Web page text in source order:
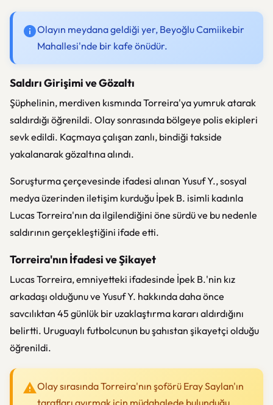
Olayın meydana geldiği yer, Beyoğlu Camiikebir
Mahallesi'nde bir kafe önüdür.
Saldırı Girişimi ve Gözaltı
Şüphelinin, merdiven kısmında Torreira'ya yumruk atarak
saldırdığı öğrenildi. Olay sonrasında bölgeye polis ekipleri
sevk edildi. Kaçmaya çalışan zanlı, bindiği takside
yakalanarak gözaltına alındı.
Soruşturma çerçevesinde ifadesi alınan Yusuf Y., sosyal
medya üzerinden iletişim kurduğu İpek B. isimli kadınla
Lucas Torreira'nın da ilgilendiğini öne sürdü ve bu nedenle
saldırının gerçekleştiğini ifade etti.
Torreira'nın İfadesi ve Şikayet
Lucas Torreira, emniyetteki ifadesinde İpek B.'nin kız
arkadaşı olduğunu ve Yusuf Y. hakkında daha önce
savcılıktan 45 günlük bir uzaklaştırma kararı aldırdığını
belirtti. Uruguaylı futbolcunun bu şahıstan şikayetçi olduğu
öğrenildi.
Olay sırasında Torreira'nın şoförü Eray Saylan'ın
tarafları ayırmak için müdahalede bulunduğu